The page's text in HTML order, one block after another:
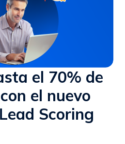
el 70% de
el nuevo
Scoring